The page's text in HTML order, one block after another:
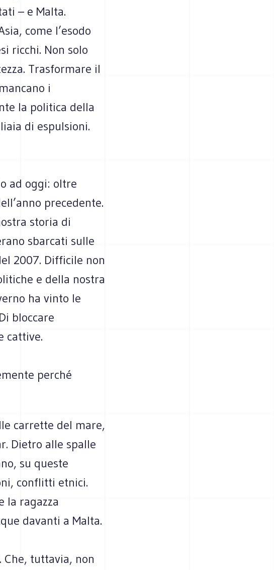
– e Malta.
come l’esodo
ricchi. Non solo
Trasformare il
i
la politica della
di espulsioni.
ad oggi: oltre
precedente.
storia di
sbarcati sulle
2007. Difficile non
e della nostra
ha vinto le
bloccare
cattive.
perché
carrette del mare,
Dietro alle spalle
su queste
conflitti etnici.
la ragazza
davanti a Malta.
Che, tuttavia, non